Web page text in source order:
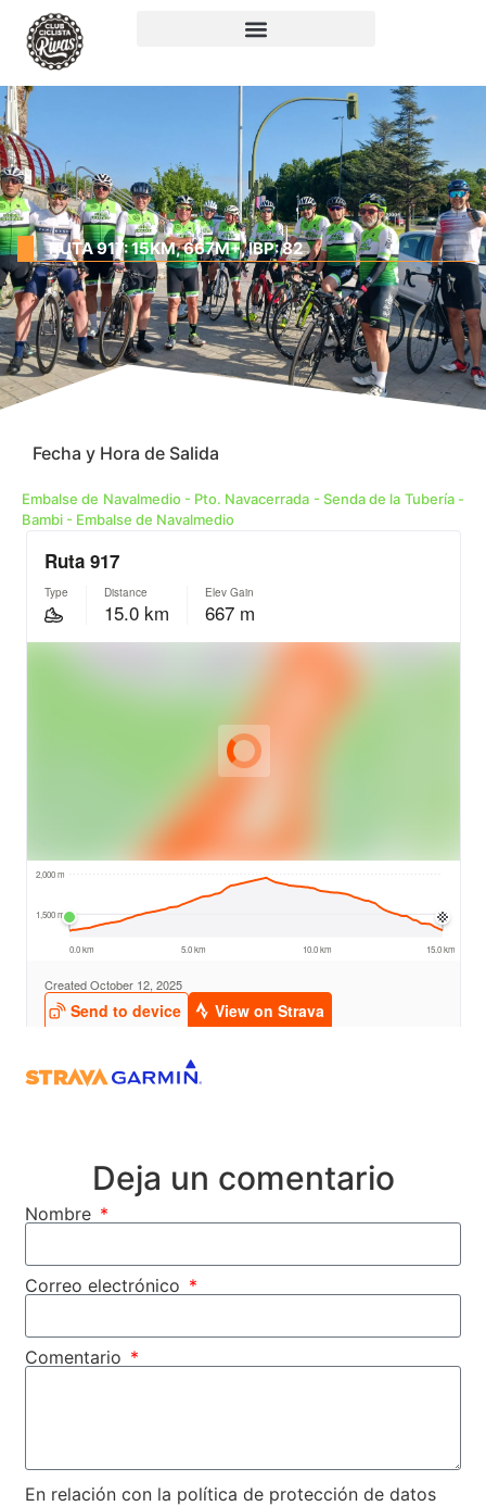
RUTA 917: 15KM, 667M+, IBP: 82
Fecha y Hora de Salida
Embalse de Navalmedio - Pto. Navacerrada - Senda de la Tubería -
Bambi - Embalse de Navalmedio
Deja un comentario
Nombre
Correo electrónico
Comentario
En relación con la política de protección de datos